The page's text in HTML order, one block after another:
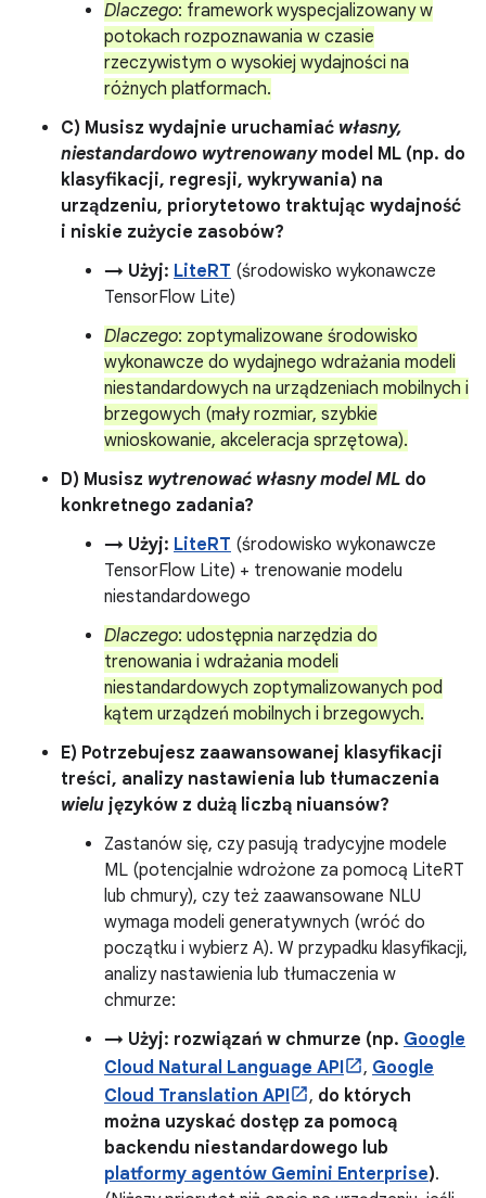
Dlaczego: framework wyspecjalizowany w
potokach rozpoznawania w czasie
rzeczywistym o wysokiej wydajności na
różnych platformach.
C) Musisz wydajnie uruchamiać własny,
niestandardowo wytrenowanymodel ML (np. do
klasyfikacji, regresji, wykrywania) na
urządzeniu, priorytetowo traktując wydajność
i niskie zużycie zasobów?
→ Użyj: LiteRT (środowisko wykonawcze
TensorFlow Lite)
Dlaczego: zoptymalizowane środowisko
wykonawcze do wydajnego wdrażania modeli
niestandardowych na urządzeniach mobilnych i
brzegowych (mały rozmiar, szybkie
wnioskowanie, akceleracja sprzętowa).
D) Musisz wytrenować własny model ML do
konkretnego zadania?
→ Użyj: LiteRT (środowisko wykonawcze
TensorFlow Lite) + trenowanie modelu
niestandardowego
Dlaczego: udostępnia narzędzia do
trenowania i wdrażania modeli
niestandardowych zoptymalizowanych pod
kątem urządzeń mobilnych i brzegowych.
E) Potrzebujesz zaawansowanej klasyfikacji
treści, analizy nastawienia lub tłumaczenia
wielu języków z dużą liczbą niuansów?
Zastanów się, czy pasują tradycyjne modele
ML (potencjalnie wdrożone za pomocą LiteRT
lub chmury), czy też zaawansowane NLU
wymaga modeli generatywnych (wróć do
początku i wybierz A). W przypadku klasyfikacji,
analizy nastawienia lub tłumaczenia w
chmurze:
→ Użyj: rozwiązań w chmurze (np. Google
Cloud Natural Language API
, Google
Cloud Translation API
, do których
można uzyskać dostęp za pomocą
backendu niestandardowego lub
platformy agentów Gemini Enterprise).